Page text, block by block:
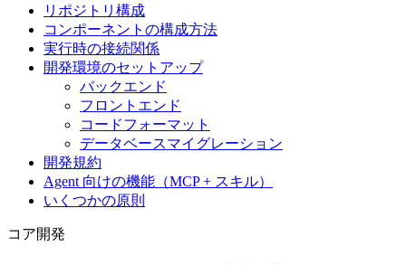
リポジトリ構成
コンポーネントの構成方法
実行時の接続関係
開発環境のセットアップ
バックエンド
フロントエンド
コードフォーマット
データベースマイグレーション
開発規約
Agent 向けの機能（MCP + スキル）
いくつかの原則
コア開発